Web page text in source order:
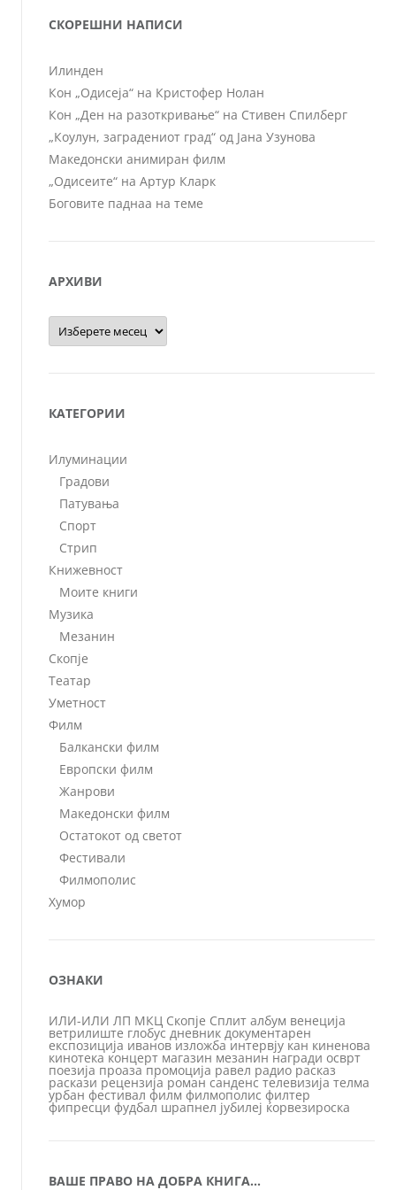
СКОРЕШНИ НАПИСИ
Илинден
Кон „Одисеја“ на Кристофер Нолан
Кон „Ден на разоткривање“ на Стивен Спилберг
„Коулун, заградениот град“ од Јана Узунова
Македонски анимиран филм
„Одисеите“ на Артур Кларк
Боговите паднаа на теме
АРХИВИ
Архиви
КАТЕГОРИИ
Илуминации
Градови
Патувања
Спорт
Стрип
Книжевност
Моите книги
Музика
Мезанин
Скопје
Театар
Уметност
Филм
Балкански филм
Европски филм
Жанрови
Македонски филм
Остатокот од светот
Фестивали
Филмополис
Хумор
ОЗНАКИ
ИЛИ-ИЛИ ЛП МКЦ Скопје Сплит албум венеција
ветрилиште глобус дневник документарен
експозиција иванов изложба интервју кан киненова
кинотека концерт магазин мезанин награди осврт
поезија проаза промоција равел радио расказ
раскази рецензија роман санденс телевизија телма
урбан фестивал филм филмополис филтер
фипресци фудбал шрапнел јубилеј ќорвезироска
ВАШЕ ПРАВО НА ДОБРА КНИГА…